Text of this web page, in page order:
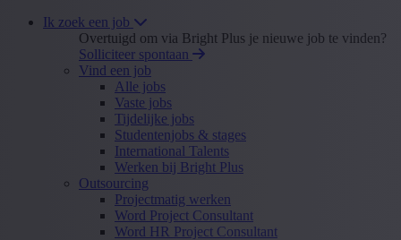
Ik zoek een job
Overtuigd om via Bright Plus je nieuwe job te vinden?
Solliciteer spontaan
Vind een job
Alle jobs
Vaste jobs
Tijdelijke jobs
Studentenjobs & stages
International Talents
Werken bij Bright Plus
Outsourcing
Projectmatig werken
Word Project Consultant
Word HR Project Consultant